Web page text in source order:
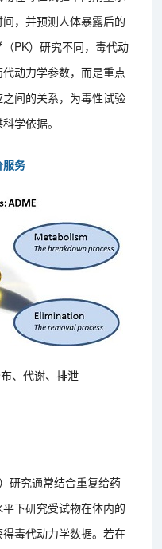
，并预测人体暴露后的
PK）研究不同，毒代动
动力学参数，而是重点
间的关系，为毒性试验
学依据。
服务
、代谢、排泄
研究通常结合重复给药
下研究受试物在体内的
毒代动力学数据。若在